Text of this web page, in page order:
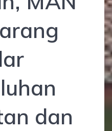
dan